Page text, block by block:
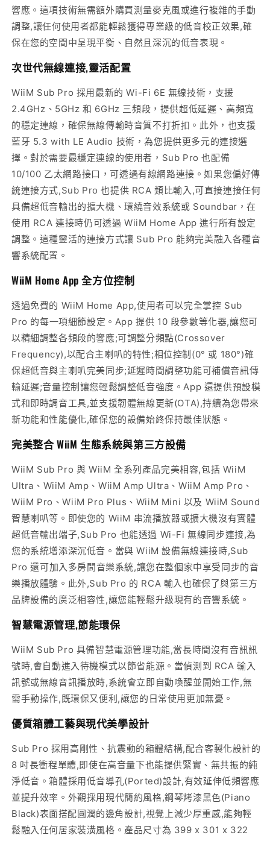
響應。這項技術無需額外購買測量麥克風或進行複雜的手動
調整,讓任何使用者都能輕鬆獲得專業級的低音校正效果,確
保在您的空間中呈現平衡、自然且深沉的低音表現。
次世代無線連接,靈活配置
WiiM Sub Pro 採用最新的 Wi-Fi 6E 無線技術，支援
2.4GHz、5GHz 和 6GHz 三頻段，提供超低延遲、高頻寬
的穩定連線，確保無線傳輸時音質不打折扣。此外，也支援
藍牙 5.3 with LE Audio 技術，為您提供更多元的連接選
擇。對於需要最穩定連線的使用者，Sub Pro 也配備
10/100 乙太網路接口，可透過有線網路連接。如果您偏好傳
統連接方式,Sub Pro 也提供 RCA 類比輸入,可直接連接任何
具備超低音輸出的擴大機、環繞音效系統或 Soundbar，在
使用 RCA 連接時仍可透過 WiiM Home App 進行所有設定
調整。這種靈活的連接方式讓 Sub Pro 能夠完美融入各種音
響系統配置。
WiiM Home App 全方位控制
透過免費的 WiiM Home App,使用者可以完全掌控 Sub
Pro 的每一項細節設定。App 提供 10 段參數等化器,讓您可
以精細調整各頻段的響應;可調整分頻點(Crossover
Frequency),以配合主喇叭的特性;相位控制(0° 或 180°)確
保超低音與主喇叭完美同步;延遲時間調整功能可補償音訊傳
輸延遲;音量控制讓您輕鬆調整低音強度。App 還提供預設模
式和即時調音工具,並支援韌體無線更新(OTA),持續為您帶來
新功能和性能優化,確保您的設備始終保持最佳狀態。
完美整合 WiiM 生態系統與第三方設備
WiiM Sub Pro 與 WiiM 全系列產品完美相容,包括 WiiM
Ultra、WiiM Amp、WiiM Amp Ultra、WiiM Amp Pro、
WiiM Pro、WiiM Pro Plus、WiiM Mini 以及 WiiM Sound
智慧喇叭等。即使您的 WiiM 串流播放器或擴大機沒有實體
超低音輸出端子,Sub Pro 也能透過 Wi-Fi 無線同步連接,為
您的系統增添深沉低音。當與 WiiM 設備無線連接時,Sub
Pro 還可加入多房間音樂系統,讓您在整個家中享受同步的音
樂播放體驗。此外,Sub Pro 的 RCA 輸入也確保了與第三方
品牌設備的廣泛相容性,讓您能輕鬆升級現有的音響系統。
智慧電源管理,節能環保
WiiM Sub Pro 具備智慧電源管理功能,當長時間沒有音訊訊
號時,會自動進入待機模式以節省能源。當偵測到 RCA 輸入
訊號或無線音訊播放時,系統會立即自動喚醒並開始工作,無
需手動操作,既環保又便利,讓您的日常使用更加無憂。
優質箱體工藝與現代美學設計
Sub Pro 採用高剛性、抗震動的箱體結構,配合客製化設計的
8 吋長衝程單體,即使在高音量下也能提供緊實、無共振的純
淨低音。箱體採用低音導孔(Ported)設計,有效延伸低頻響應
並提升效率。外觀採用現代簡約風格,鋼琴烤漆黑色(Piano
Black)表面搭配圓潤的邊角設計,視覺上減少厚重感,能夠輕
鬆融入任何居家裝潢風格。產品尺寸為 399 x 301 x 322